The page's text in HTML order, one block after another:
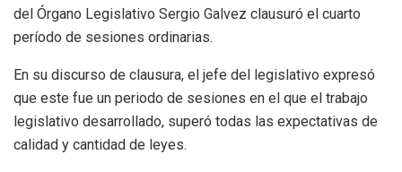
del Órgano Legislativo Sergio Galvez clausuró el cuarto
período de sesiones ordinarias.
En su discurso de clausura, el jefe del legislativo expresó
que este fue un periodo de sesiones en el que el trabajo
legislativo desarrollado, superó todas las expectativas de
calidad y cantidad de leyes.